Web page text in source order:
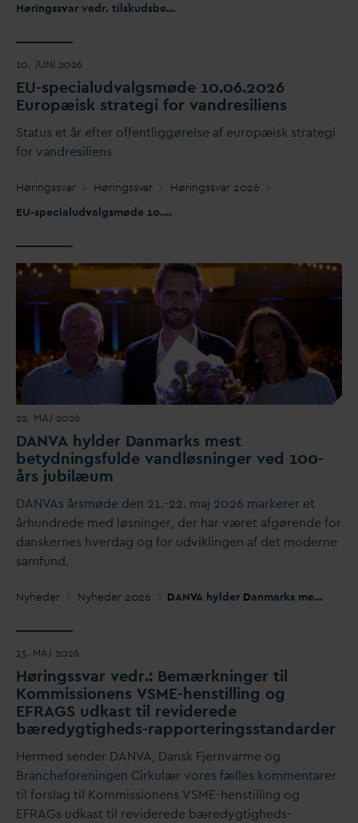
Høringssvar vedr. tilskudsbekendtgørelsen PFAS
10. JUNI 2026
EU-specialudvalgsmøde 10.06.2026
Europæisk strategi for vandresiliens
Status et år efter offentliggørelse af europæisk strategi
for vandresiliens
Høringssvar Høringssvar Høringssvar 2026
EU-specialudvalgsmøde 10.06.2026 Europæisk strategi for
22. MAJ 2026
DANVA hylder Danmarks mest
betydningsfulde vandløsninger ved 100-
års jubilæum
DANVAs årsmøde den 21.-22. maj 2026 markerer et
århundrede med løsninger, der har været afgørende for
danskernes hverdag og for udviklingen af det moderne
samfund.
Nyheder Nyheder 2026 DANVA hylder Danmarks mest betydningsfulde
13. MAJ 2026
Høringssvar vedr.: Bemærkninger til
Kommissionens VSME-henstilling og
EFRAGS udkast til reviderede
bæredygtigheds-rapporteringsstandarder
Hermed sender DANVA, Dansk Fjernvarme og
Brancheforeningen Cirkulær vores fælles kommentarer
til forslag til Kommissionens VSME-henstilling og
EFRAGs udkast til reviderede bæredygtigheds-